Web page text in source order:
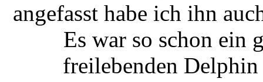
angefasst habe ich ihn
Es war so schon ein
freilebenden Delphin